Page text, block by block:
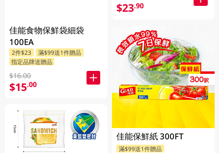
佳能食物保鮮袋細袋
100EA
2件$23
滿$99送1件贈品
指定品牌送贈品
$16.00
$15.00
$23.90
佳能保鮮紙 300FT
滿$99送1件贈品